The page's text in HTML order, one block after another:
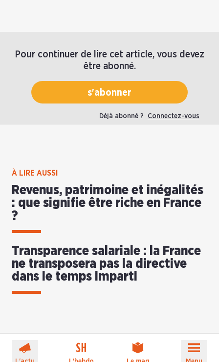
Pour continuer de lire cet article, vous devez
être abonné.
s'abonner
Déjà abonné ? Connectez-vous
À LIRE AUSSI
Revenus, patrimoine et inégalités
: que signifie être riche en France
?
Transparence salariale : la France
ne transposera pas la directive
dans le temps imparti